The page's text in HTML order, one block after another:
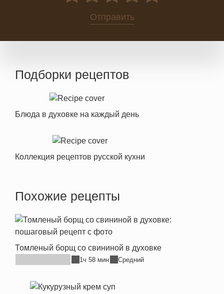
0
Отправить
Подборки рецептов
Блюда в духовке на каждый день
Коллекция рецептов русской кухни
Похожие рецепты
Томленый борщ со свининой в духовке
1ч 58 мин Средний